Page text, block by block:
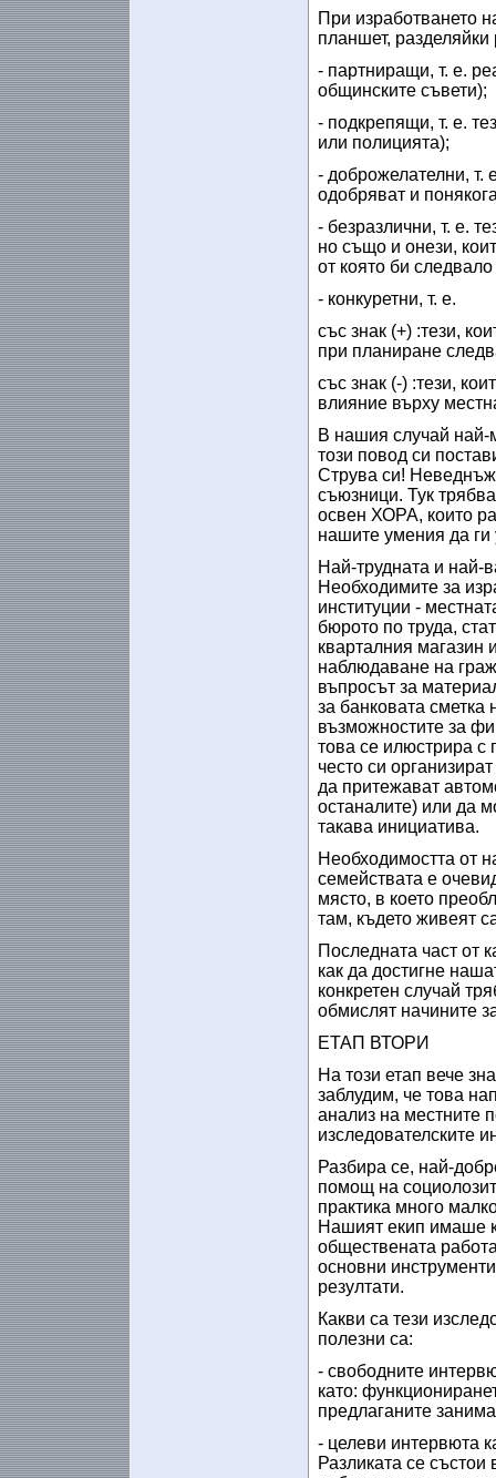
При изработването
планшет, разделяйки
- партниращи, т. е.
общинските съвети);
- подкрепящи, т. е.
или полицията);
- доброжелателни, т.
одобряват и
- безразлични, т. е.
но също и онези,
от която би
- конкуретни, т. е.
със знак (+) :тези,
при планиране
със знак (-) :тези,
влияние върху
В нашия случай най-
този повод си
Струва си! Неведнъж
съюзници. Тук
освен ХОРА, които
нашите умения да ги
Най-трудната и най-
Необходимите за
институции -
бюрото по труда,
кварталния магазин
наблюдаване на
въпросът за
за банковата
възможностите за
това се илюстрира с
често си
да притежават
останалите) или да
такава инициатива.
Необходимостта от
семействата е
място, в което
там, където живеят
Последната част от
как да достигне
конкретен случай
обмислят начините
ЕТАП ВТОРИ
На този етап вече
заблудим, че това
анализ на местните
изследователските
Разбира се, най-
помощ на
практика много
Нашият екип имаше
обществената
основни
резултати.
Какви са тези
полезни са:
- свободните
като:
предлаганите
- целеви интервюта
Разликата се